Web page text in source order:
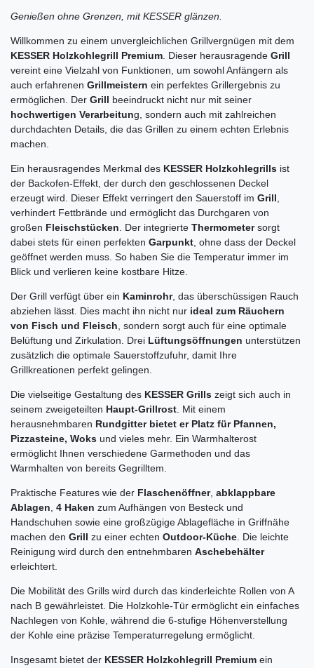
Genießen ohne Grenzen, mit KESSER glänzen.
Willkommen zu einem unvergleichlichen Grillvergnügen mit dem
KESSER Holzkohlegrill Premium. Dieser herausragende Grill
vereint eine Vielzahl von Funktionen, um sowohl Anfängern als
auch erfahrenen Grillmeistern ein perfektes Grillergebnis zu
ermöglichen. Der Grill beeindruckt nicht nur mit seiner
hochwertigen Verarbeitung, sondern auch mit zahlreichen
durchdachten Details, die das Grillen zu einem echten Erlebnis
machen.
Ein herausragendes Merkmal des KESSER Holzkohlegrills ist
der Backofen-Effekt, der durch den geschlossenen Deckel
erzeugt wird. Dieser Effekt verringert den Sauerstoff im Grill,
verhindert Fettbrände und ermöglicht das Durchgaren von
großen Fleischstücken. Der integrierte Thermometersorgt
dabei stets für einen perfekten Garpunkt, ohne dass der Deckel
geöffnet werden muss. So haben Sie die Temperatur immer im
Blick und verlieren keine kostbare Hitze.
Der Grill verfügt über ein Kaminrohr, das überschüssigen Rauch
abziehen lässt. Dies macht ihn nicht nur ideal zum Räuchern
von Fisch und Fleisch, sondern sorgt auch für eine optimale
Belüftung und Zirkulation. Drei Lüftungsöffnungen unterstützen
zusätzlich die optimale Sauerstoffzufuhr, damit Ihre
Grillkreationen perfekt gelingen.
Die vielseitige Gestaltung des KESSER Grills zeigt sich auch in
seinem zweigeteilten Haupt-Grillrost. Mit einem
herausnehmbaren Rundgitter bietet er Platz für Pfannen,
Pizzasteine, Woks und vieles mehr. Ein Warmhalterost
ermöglicht Ihnen verschiedene Garmethoden und das
Warmhalten von bereits Gegrilltem.
Praktische Features wie der Flaschenöffner, abklappbare
Ablagen, 4 Haken zum Aufhängen von Besteck und
Handschuhen sowie eine großzügige Ablagefläche in Griffnähe
machen den Grill zu einer echten Outdoor-Küche. Die leichte
Reinigung wird durch den entnehmbaren Aschebehälter
erleichtert.
Die Mobilität des Grills wird durch das kinderleichte Rollen von A
nach B gewährleistet. Die Holzkohle-Tür ermöglicht ein einfaches
Nachlegen von Kohle, während die 6-stufige Höhenverstellung
der Kohle eine präzise Temperaturregelung ermöglicht.
Insgesamt bietet der KESSER Holzkohlegrill Premium ein